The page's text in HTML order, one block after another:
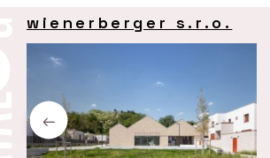
wienerberger s.r.o.